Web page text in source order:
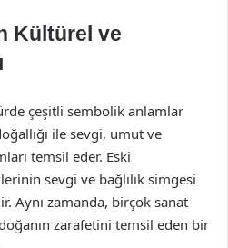
Kültürel ve
çeşitli sembolik anlamlar
ile sevgi, umut ve
temsil eder. Eski
sevgi ve bağlılık simgesi
Aynı zamanda, birçok sanat
zarafetini temsil eden bir